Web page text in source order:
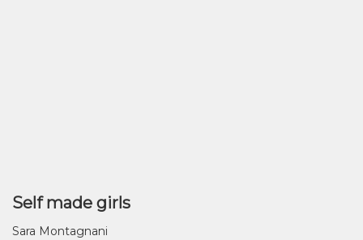
Self made girls
Sara Montagnani